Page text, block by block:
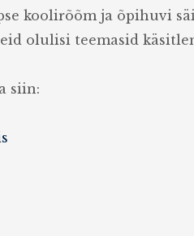
koolirõõm ja õpihuvi
olulisi teemasid
siin: